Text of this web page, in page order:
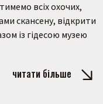
всіх охочих,
скансену, відкрити
із гідесою музею
читати більше